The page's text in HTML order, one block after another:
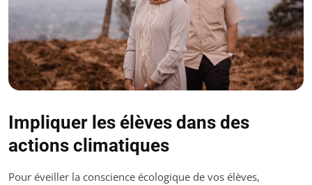
Impliquer les élèves dans des
actions climatiques
Pour éveiller la conscience écologique de vos élèves,